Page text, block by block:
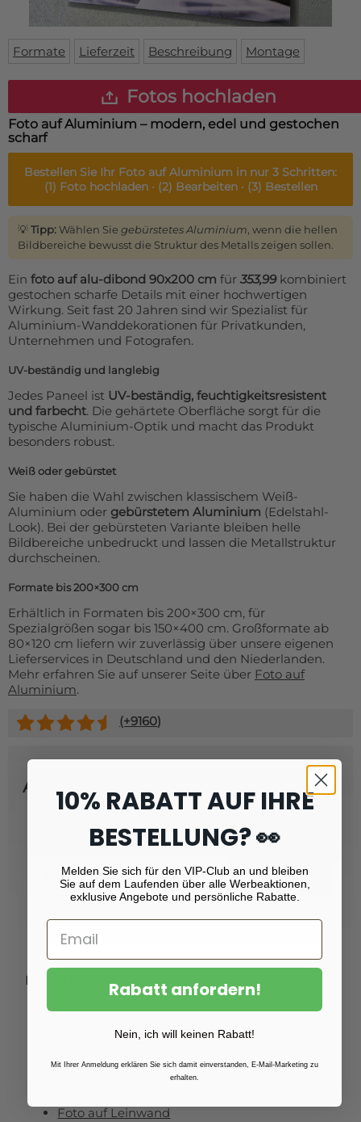
Fußmatte
Bodenmatte
Custom skateboard deck
Über uns
Login
WhatsApp
Formate Lieferzeit Beschreibung Montage
Fotos hochladen
Foto auf Aluminium – modern, edel und gestochen
scharf
Bestellen Sie Ihr Foto auf Aluminium in nur 3 Schritten:
(1) Foto hochladen · (2) Bearbeiten · (3) Bestellen
💡Tipp:Wählen Sie gebürstetes Aluminium , wenn die hellen
Bildbereiche bewusst die Struktur des Metalls zeigen sollen.
Ein foto auf alu-dibond 90x200 cm für 353,99kombiniert
gestochen scharfe Details mit einer hochwertigen
Wirkung. Seit fast 20 Jahren sind wir Spezialist für
Aluminium-Wanddekorationen für Privatkunden,
Unternehmen und Fotografen.
UV-beständig und langlebig
Jedes Paneel ist UV-beständig, feuchtigkeitsresistent
und farbecht. Die gehärtete Oberfläche sorgt für die
typische Aluminium-Optik und macht das Produkt
besonders robust.
Weiß oder gebürstet
Sie haben die Wahl zwischen klassischem Weiß-
Aluminium oder gebürstetem Aluminium (Edelstahl-
Look). Bei der gebürsteten Variante bleiben helle
Bildbereiche unbedruckt und lassen die Metallstruktur
durchscheinen.
Formate bis 200×300 cm
Erhältlich in Formaten bis 200×300 cm, für
Spezialgrößen sogar bis 150×400 cm. Großformate ab
80×120 cm liefern wir zuverlässig über unsere eigenen
Lieferservices in Deutschland und den Niederlanden.
Mehr erfahren Sie auf unserer Seite über Foto auf
Aluminium.
(+9160)
Abonnieren Sie unseren Newsletter
und erhalten Sie Rabatt von 10 %!
Email
Registrieren
Produkte
Fotoabzüge
Fotovergrößerungen
Foto auf Plexiglas (Acrylglas)
Foto auf Leinwand
10% RABATT AUF IHRE
BESTELLUNG? 👀
Melden Sie sich für den VIP-Club an und bleiben
Sie auf dem Laufenden über alle Werbeaktionen,
exklusive Angebote und persönliche Rabatte.
Rabatt anfordern!
Nein, ich will keinen Rabatt!
Mit Ihrer Anmeldung erklären Sie sich damit einverstanden, E-Mail-Marketing zu
erhalten.